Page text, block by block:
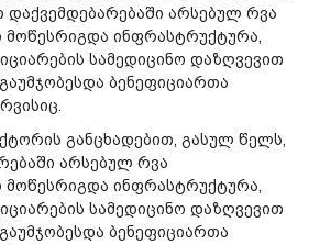
არსებულ რვა
მოწესრიგდა ინფრასტრუქტურა,
სამედიცინო დაზღვევით
ბენეფიციართა
განცხადებით, გასულ წელს,
არსებულ რვა
მოწესრიგდა ინფრასტრუქტურა,
სამედიცინო დაზღვევით
ბენეფიციართა